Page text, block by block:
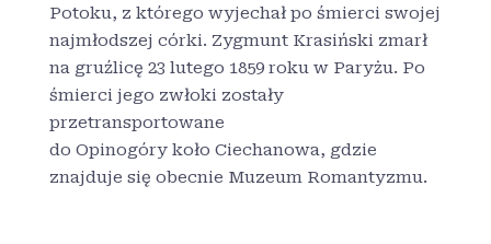
Potoku, z którego wyjechał po śmierci swojej
najmłodszej córki. Zygmunt Krasiński zmarł
na gruźlicę 23 lutego 1859 roku w Paryżu. Po
śmierci jego zwłoki zostały
przetransportowane
do Opinogóry koło Ciechanowa, gdzie
znajduje się obecnie Muzeum Romantyzmu.